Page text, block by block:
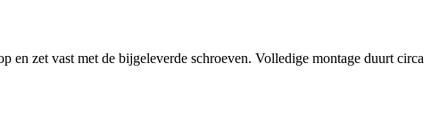
zet vast met de bijgeleverde schroeven. Volledige montage duurt circa